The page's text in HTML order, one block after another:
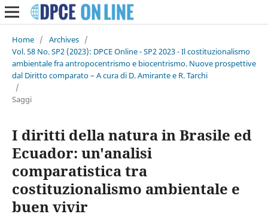
Home / Archives /
Vol. 58 No. SP2 (2023): DPCE Online - SP2 2023 - Il costituzionalismo
ambientale fra antropocentrismo e biocentrismo. Nuove prospettive
dal Diritto comparato – A cura di D. Amirante e R. Tarchi
/
Saggi
I diritti della natura in Brasile ed
Ecuador: un'analisi
comparatistica tra
costituzionalismo ambientale e
buen vivir